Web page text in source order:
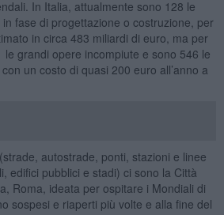
In Italia, attualmente sono 128 le
in fase di progettazione o costruzione, per
in circa 483 miliardi di euro, ma per
le grandi opere incompiute e sono 546 le
un costo di quasi 200 euro all’anno a
autostrade, ponti, stazioni e linee
edifici pubblici e stadi) ci sono la Città
Roma, ideata per ospitare i Mondiali di
sospesi e riaperti più volte e alla fine del